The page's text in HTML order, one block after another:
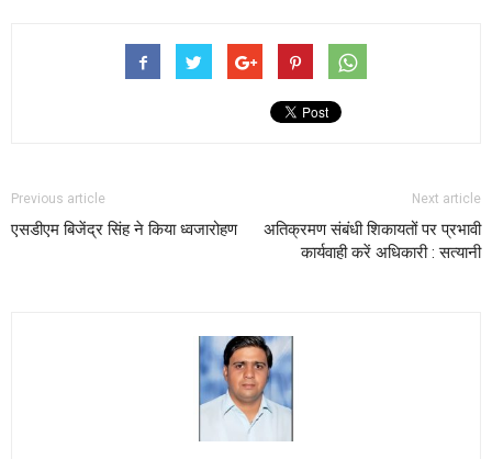
Previous article
एसडीएम बिजेंद्र सिंह ने किया ध्वजारोहण
Next article
अतिक्रमण संबंधी शिकायतों पर प्रभावी
कार्यवाही करें अधिकारी : सत्यानी